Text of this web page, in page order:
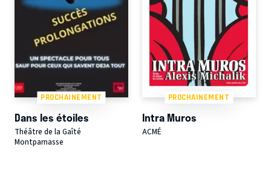
PROCHAINEMENT
Dans les étoiles
Théâtre de la Gaîté
Montparnasse
PROCHAINEMENT
Intra Muros
ACMÉ